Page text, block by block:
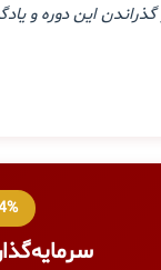
گذراندن این
24%